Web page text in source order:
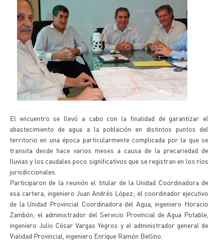
El encuentro se llevó a cabo con la finalidad de garantizar el
abastecimiento de agua a la población en distintos puntos del
territorio en una época particularmente complicada por la que se
transita desde hace varios meses a causa de la precariedad de
lluvias y los caudales poco significativos que se registran en los ríos
jurisdiccionales.
Participaron de la reunión el titular de la Unidad Coordinadora de
esa cartera, ingeniero Juan Andrés López; el coordinador ejecutivo
de la Unidad Provincial Coordinadora del Agua, ingeniero Horacio
Zambón; el administrador del Servicio Provincial de Agua Potable,
ingeniero Julio César Vargas Yegros y el administrador general de
Vialidad Provincial, ingeniero Enrique Ramón Bellino.